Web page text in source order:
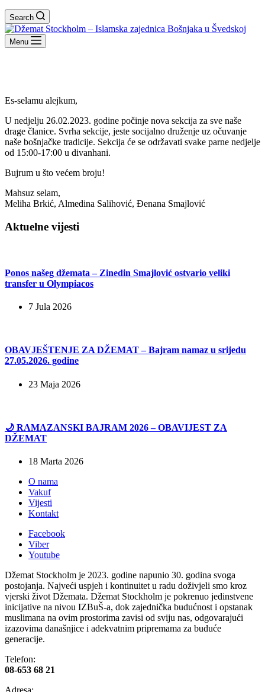
Search
Menu
Es-selamu alejkum,
U nedjelju 26.02.2023. godine počinje nova sekcija za sve naše
drage članice. Svrha sekcije, jeste socijalno druženje uz očuvanje
naše bošnjačke tradicije. Sekcija će se održavati svake parne nedjelje
od 15:00-17:00 u divanhani.
Bujrum u što većem broju!
Mahsuz selam,
Meliha Brkić, Almedina Salihović, Đenana Smajlović
Aktuelne vijesti
Ponos našeg džemata – Zinedin Smajlović ostvario veliki
transfer u Olympiacos
7 Jula 2026
OBAVJEŠTENJE ZA DŽEMAT – Bajram namaz u srijedu
27.05.2026. godine
23 Maja 2026
🌙 RAMAZANSKI BAJRAM 2026 – OBAVIJEST ZA
DŽEMAT
18 Marta 2026
O nama
Vakuf
Vijesti
Kontakt
Facebook
Viber
Youtube
Džemat Stockholm je 2023. godine napunio 30. godina svoga
postojanja. Najveći uspjeh i kontinuitet u radu doživjeli smo kroz
vjerski život Džemata. Džemat Stockholm je pokrenuo jedinstvene
inicijative na nivou IZBuŠ-a, dok zajednička budućnost i opstanak
muslimana na ovim prostorima zavisi od sviju nas, odgovarajući
izazovima današnjice i adekvatnim pripremama za buduće
generacije.
Telefon:
08-653 68 21
Adresa: